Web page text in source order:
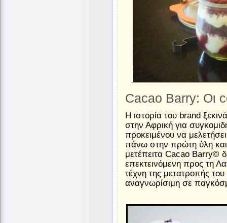
Cacao Barry: Οι
Η ιστορία του brand
στην Αφρική για
προκειμένου να μελετήσει
πάνω στην πρώτη ύλη και
μετέπειτα Cacao Barry©
επεκτεινόμενη προς τη
τέχνη της μετατροπής
αναγνωρίσιμη σε